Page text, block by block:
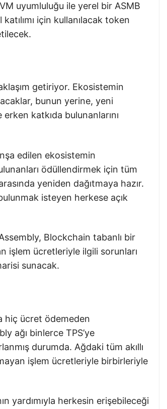
uyumluluğu ile yerel bir ASMB
için kullanılacak token
getiriyor. Ekosistemin
bunun yerine, yeni
katkıda bulunanlarını
edilen ekosistemin
ödüllendirmek için tüm
yeniden dağıtmaya hazır.
isteyen herkese açık
Blockchain tabanlı bir
işlem ücretleriyle ilgili sorunları
sunacak.
hiç ücret ödemeden
ağı binlerce TPS’ye
durumda. Ağdaki tüm akıllı
işlem ücretleriyle birbirleriyle
yardımıyla herkesin erişebileceği